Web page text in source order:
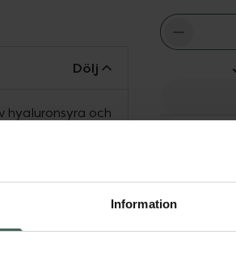
Information
Fler
Dölj
hyaluronsyra och
från
källvatten,
plumpad